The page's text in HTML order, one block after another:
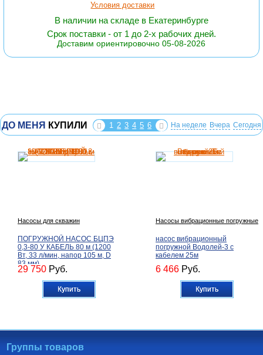
Условия доставки
В наличии на складе в Екатеринбурге
Срок поставки - от 1 до 2-х рабочих дней.
Доставим ориентировочно 05-08-2026
ДО МЕНЯ КУПИЛИ 1 2 3 4 5 6 На неделе Вчера Сегодня
Насосы для скважин
ПОГРУЖНОЙ НАСОС БЦПЭ
0,3-80 У КАБЕЛЬ 80 м (1200
Вт, 33 л/мин, напор 105 м, D
83 мм)
29 750 Руб.
Купить
Насосы вибрационные погружные
насос вибрационный
погружной Водолей-3 с
кабелем 25м
6 466 Руб.
Купить
Группы товаров